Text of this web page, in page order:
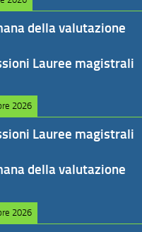
della valutazione
Lauree magistrali
2026
Lauree magistrali
della valutazione
2026